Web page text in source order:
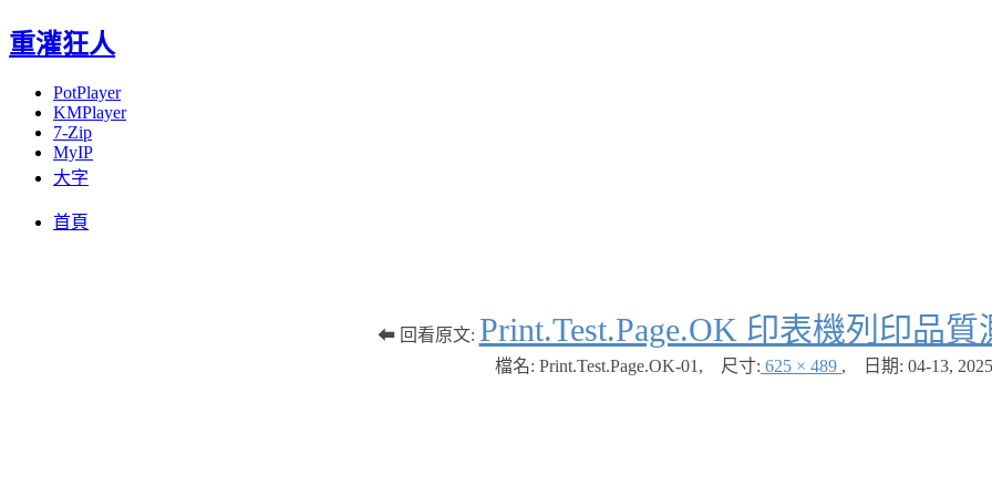
重灌狂人
PotPlayer
KMPlayer
7-Zip
MyIP
大字
首頁
⬅ 回看原文: Print.Test.Page.OK 印表機列印品
檔名: Print.Test.Page.OK-01 , 尺寸: 625 × 489 , 日期: 04-13, 2025